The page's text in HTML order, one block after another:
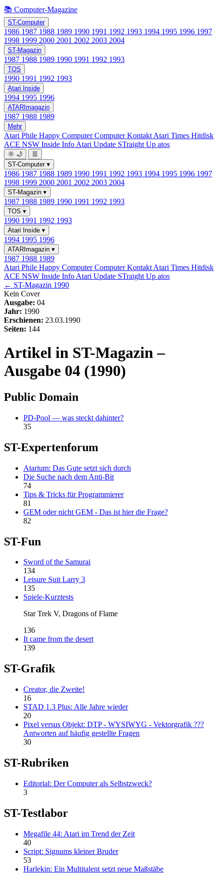
📚 Computer-Magazine
ST-Computer
1986 1987 1988 1989 1990 1991 1992 1993 1994 1995 1996 1997
1998 1999 2000 2001 2002 2003 2004
ST-Magazin
1987 1988 1989 1990 1991 1992 1993
TOS
1990 1991 1992 1993
Atari Inside
1994 1995 1996
ATARImagazin
1987 1988 1989
Mehr
Atari Phile Happy ComputerComputer Kontakt Atari Times Hitdisk
ACE NSW Inside Info Atari Update STraight Up atos
🌞 🌙
☰
ST-Computer ▾
1986 1987 1988 1989 1990 1991 1992 1993 1994 1995 1996 1997
1998 1999 2000 2001 2002 2003 2004
ST-Magazin ▾
1987 1988 1989 1990 1991 1992 1993
TOS ▾
1990 1991 1992 1993
Atari Inside ▾
1994 1995 1996
ATARImagazin ▾
1987 1988 1989
Atari Phile Happy ComputerComputer Kontakt Atari Times Hitdisk
ACE NSW Inside Info Atari Update STraight Up atos
← ST-Magazin 1990
Kein Cover
Ausgabe: 04
Jahr: 1990
Erschienen: 23.03.1990
Seiten: 144
Artikel in ST-Magazin –
Ausgabe 04 (1990)
Public Domain
PD-Pool — was steckt dahinter?
35
ST-Expertenforum
Atarium: Das Gute setzt sich durch
Die Suche nach dem Anti-Bit
74
Tips & Tricks für Programmierer
81
GEM oder nicht GEM - Das ist hier die Frage?
82
ST-Fun
Sword of the Samurai
134
Leisure Suit Larry 3
135
Spiele-Kurztests
Star Trek V, Dragons of Flame
136
It came from the desert
139
ST-Grafik
Creator, die Zweite!
16
STAD 1.3 Plus: Alle Jahre wieder
20
Pixel versus Objekt: DTP - WYSIWYG - Vektorgrafik ???
Antworten auf häufig gestellte Fragen
30
ST-Rubriken
Editorial: Der Computer als Selbstzweck?
3
ST-Testlabor
Megafile 44: Atari im Trend der Zeit
40
Script: Signums kleiner Bruder
53
Harlekin: Ein Multitalent setzt neue Maßstäbe